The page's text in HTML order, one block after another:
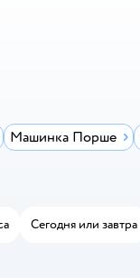
Машинка Порше
Сегодня или завтра